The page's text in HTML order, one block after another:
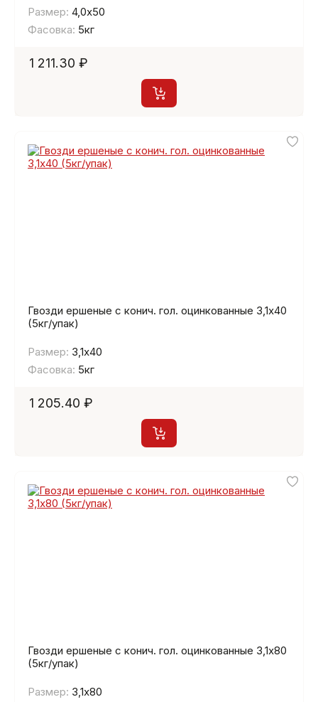
Размер: 4,0х50
Фасовка: 5кг
1 211.30 ₽
Гвозди ершеные с конич. гол. оцинкованные 3,1х40
(5кг/упак)
Размер: 3,1х40
Фасовка: 5кг
1 205.40 ₽
Гвозди ершеные с конич. гол. оцинкованные 3,1х80
(5кг/упак)
Размер: 3,1х80